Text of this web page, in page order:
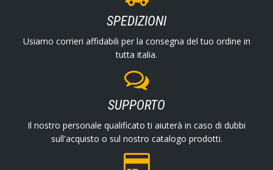
SPEDIZIONI
Usiamo corrieri affidabili per la consegna del tuo ordine in
tutta italia.
SUPPORTO
Il nostro personale qualificato ti aiuterà in caso di dubbi
sull'acquisto o sul nostro catalogo prodotti.